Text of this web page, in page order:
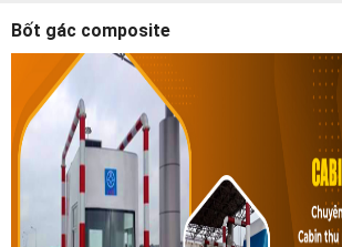
Bốt gác composite